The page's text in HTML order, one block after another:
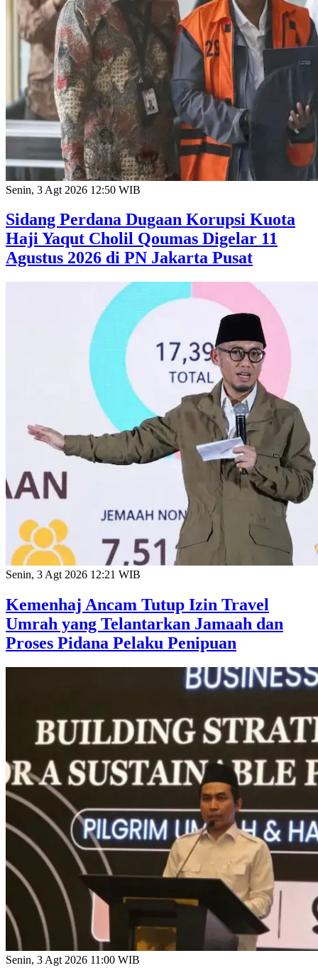
Senin, 3 Agt 2026 12:50 WIB
Sidang Perdana Dugaan Korupsi Kuota
Haji Yaqut Cholil Qoumas Digelar 11
Agustus 2026 di PN Jakarta Pusat
Senin, 3 Agt 2026 12:21 WIB
Kemenhaj Ancam Tutup Izin Travel
Umrah yang Telantarkan Jamaah dan
Proses Pidana Pelaku Penipuan
Senin, 3 Agt 2026 11:00 WIB